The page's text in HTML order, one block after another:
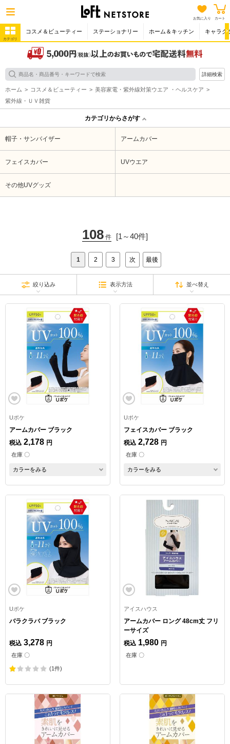
お気に入り カート
カテゴリ
コスメ＆ビューティー ステーショナリー ホーム＆キッチン キャラク
詳細検索
ホーム コスメ＆ビューティー
美容家電・紫外線対策ウエア ・ヘルスケア
紫外線・ＵＶ雑貨
カテゴリからさがす
帽子・サンバイザー アームカバー
フェイスカバー UVウエア
その他UVグッズ
108 件 [1～40件]
1 2 3 次 最後
絞り込み 表示方法 並べ替え
Uポケ
アームカバー ブラック
税込 2,178 円
在庫 〇
カラーをみる
Uポケ
フェイスカバー ブラック
税込 2,728 円
在庫 〇
カラーをみる
Uポケ
バラクラバ ブラック
税込 3,278 円
在庫 〇
(1件)
アイスハウス
アームカバー ロング 48cm丈 フリ
ーサイズ
税込 1,980 円
在庫 〇